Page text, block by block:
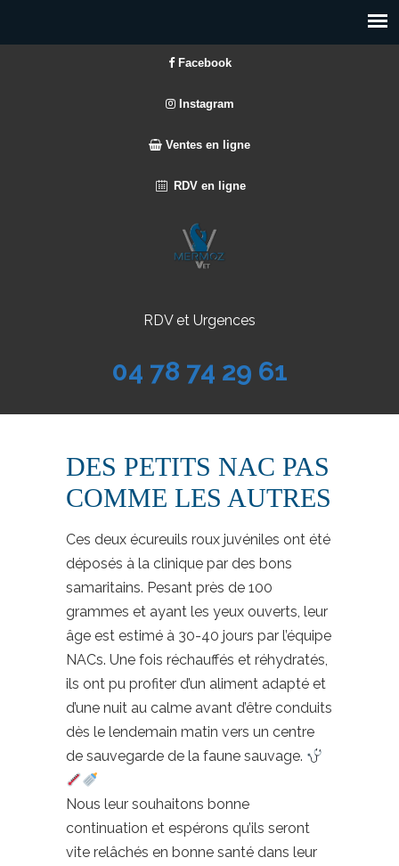
Facebook
Instagram
Ventes en ligne
RDV en ligne
RDV et Urgences
04 78 74 29 61
DES PETITS NAC PAS
COMME LES AUTRES
Ces deux écureuils roux juvéniles ont été
déposés à la clinique par des bons
samaritains. Pesant près de 100
grammes et ayant les yeux ouverts, leur
âge est estimé à 30-40 jours par l’équipe
NACs. Une fois réchauffés et réhydratés,
ils ont pu profiter d’un aliment adapté et
d’une nuit au calme avant d’être conduits
dès le lendemain matin vers un centre
de sauvegarde de la faune sauvage.
Nous leur souhaitons bonne
continuation et espérons qu’ils seront
vite relâchés en bonne santé dans leur